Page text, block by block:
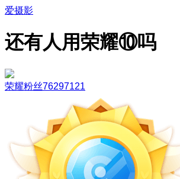
爱摄影
还有人用荣耀⑩吗
荣耀粉丝76297121